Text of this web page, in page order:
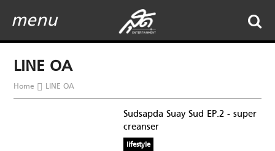
menu
LINE OA
Home LINE OA
Sudsapda Suay Sud EP.2 - super
creanser
lifestyle